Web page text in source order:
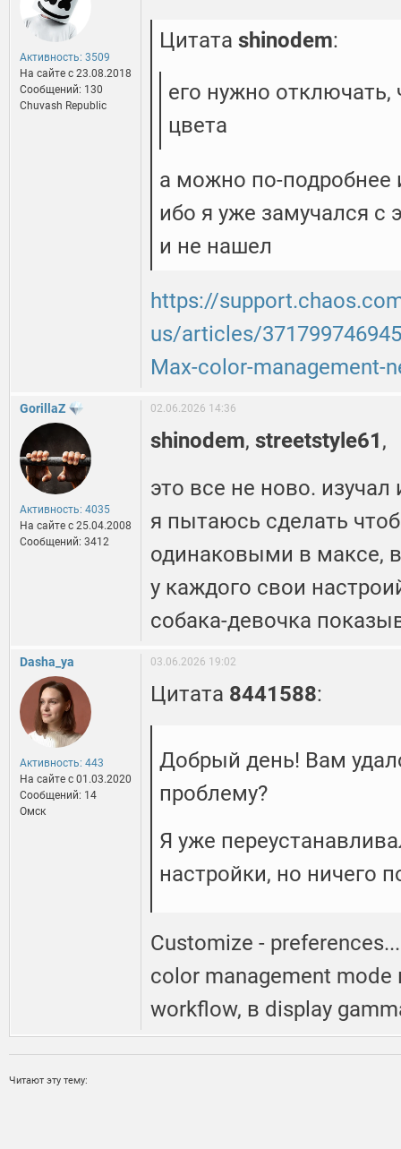
Активность: 3509
На сайте c 23.08.2018
Сообщений: 130
Chuvash Republic
Цитата shinodem:
его нужно
цвета
а можно по-подробнее
ибо я уже замучался
и не нашел
https://
us/articles/
Max-color-management-
GorillaZ
Активность: 4035
На сайте c 25.04.2008
Сообщений: 3412
02.06.2026 14:36
shinodem, streetstyle61,
это все не ново. изучал
я пытаюсь сделать
одинаковыми в максе,
у каждого свои
собака-девочка
Dasha_ya
Активность: 443
На сайте c 01.03.2020
Сообщений: 14
Омск
03.06.2026 19:02
Цитата 8441588:
Добрый день! Вам
проблему?
Я уже
настройки, но ничего
Customize -
color management
workflow, в display
Читают эту тему: